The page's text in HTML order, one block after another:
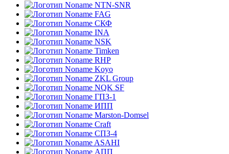
NTN-SNR
FAG
СКФ
INA
NSK
Timken
RHP
Koyo
ZKL Group
NQK SF
ГПЗ-1
ИПП
Marston-Domsel
Craft
СПЗ-4
ASAHI
АПП